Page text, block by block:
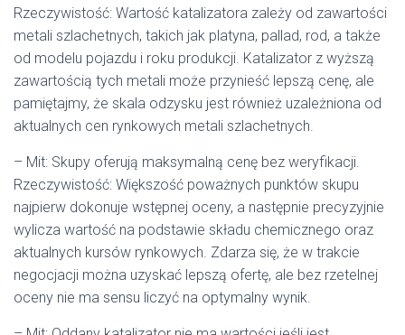
Rzeczywistość: Wartość katalizatora zależy od zawartości
metali szlachetnych, takich jak platyna, pallad, rod, a także
od modelu pojazdu i roku produkcji. Katalizator z wyższą
zawartością tych metali może przynieść lepszą cenę, ale
pamiętajmy, że skala odzysku jest również uzależniona od
aktualnych cen rynkowych metali szlachetnych.
– Mit: Skupy oferują maksymalną cenę bez weryfikacji.
Rzeczywistość: Większość poważnych punktów skupu
najpierw dokonuje wstępnej oceny, a następnie precyzyjnie
wylicza wartość na podstawie składu chemicznego oraz
aktualnych kursów rynkowych. Zdarza się, że w trakcie
negocjacji można uzyskać lepszą ofertę, ale bez rzetelnej
oceny nie ma sensu liczyć na optymalny wynik.